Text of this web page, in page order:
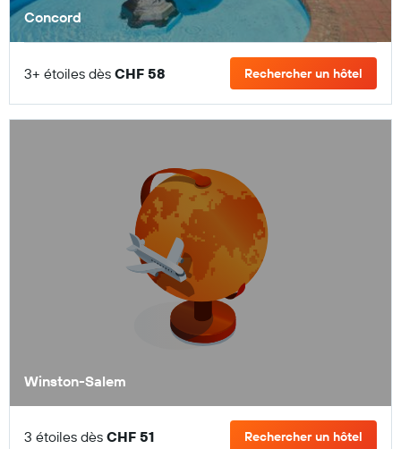
Concord
3+ étoiles dès CHF 58 Rechercher un hôtel
Winston-Salem
3 étoiles dès CHF 51 Rechercher un hôtel